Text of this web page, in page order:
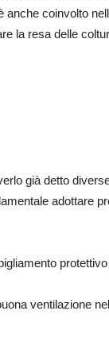
anche coinvolto
la resa delle
già detto
adottare
ventilazione